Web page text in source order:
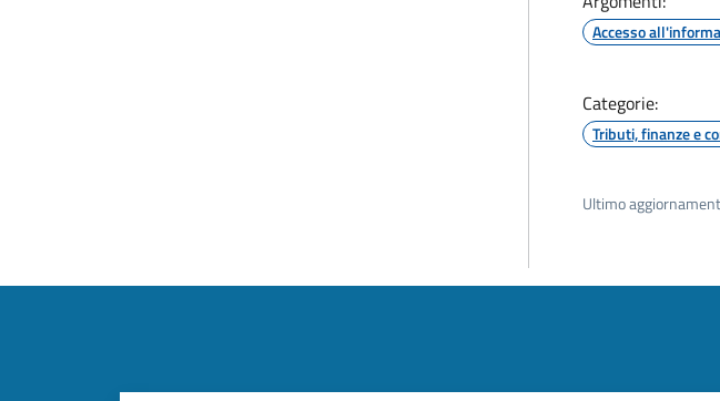
Accesso
Categorie:
Tributi, finanze e
Ultimo